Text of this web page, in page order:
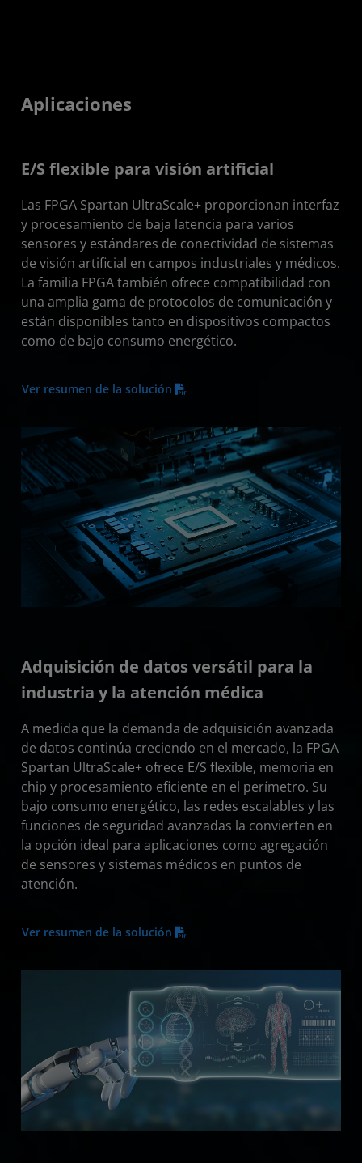
Aplicaciones
E/S flexible para visión artificial
Las FPGA Spartan UltraScale+ proporcionan interfaz
y procesamiento de baja latencia para varios
sensores y estándares de conectividad de sistemas
de visión artificial en campos industriales y médicos.
La familia FPGA también ofrece compatibilidad con
una amplia gama de protocolos de comunicación y
están disponibles tanto en dispositivos compactos
como de bajo consumo energético.
Ver resumen de la solución
Adquisición de datos versátil para la
industria y la atención médica
A medida que la demanda de adquisición avanzada
de datos continúa creciendo en el mercado, la FPGA
Spartan UltraScale+ ofrece E/S flexible, memoria en
chip y procesamiento eficiente en el perímetro. Su
bajo consumo energético, las redes escalables y las
funciones de seguridad avanzadas la convierten en
la opción ideal para aplicaciones como agregación
de sensores y sistemas médicos en puntos de
atención.
Ver resumen de la solución